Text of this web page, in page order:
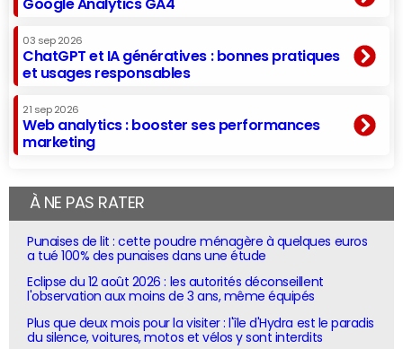
Google Analytics GA4
03 sep 2026
ChatGPT et IA génératives : bonnes pratiques
et usages responsables
21 sep 2026
Web analytics : booster ses performances
marketing
À NE PAS RATER
Punaises de lit : cette poudre ménagère à quelques euros
a tué 100% des punaises dans une étude
Eclipse du 12 août 2026 : les autorités déconseillent
l'observation aux moins de 3 ans, même équipés
Plus que deux mois pour la visiter : l'île d'Hydra est le paradis
du silence, voitures, motos et vélos y sont interdits